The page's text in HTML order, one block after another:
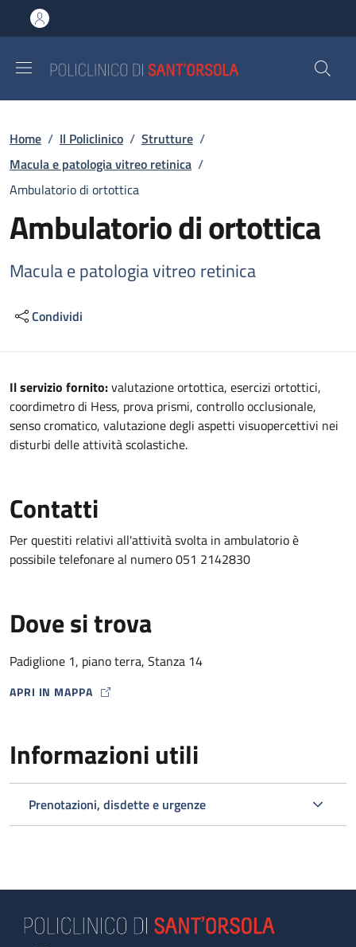
al contenuto principale
to footer content
Briciole di pane
Home / Il Policlinico / Strutture /
Macula e patologia vitreo retinica /
Ambulatorio di ortottica
Ambulatorio di ortottica
Macula e patologia vitreo retinica
Condividi
Descrizione
Il servizio fornito:valutazione ortottica, esercizi ortottici,
coordimetro di Hess, prova prismi, controllo occlusionale,
senso cromatico, valutazione degli aspetti visuopercettivi nei
disturbi delle attività scolastiche.
Contatti
Per questiti relativi all'attività svolta in ambulatorio è
possibile telefonare al numero 051 2142830
Dove si trova
Padiglione 1, piano terra, Stanza 14
APRI IN MAPPA
MAP ICON
Informazioni utili
Prenotazioni, disdette e urgenze